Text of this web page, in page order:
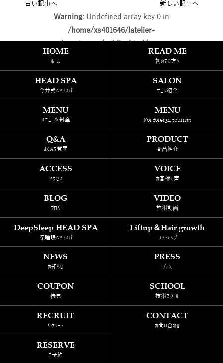
古い記事へ
Warning: Undefined array key 0 in
/home/xs401646/latelier-
beauty.com/public_html/wp-
content/themes/template_tp/single.php
on line69
Warning: Attempt to read property
/home/xs401646/latelier-
beauty.com/public_html/wp-
content/themes/template_tp/single.php
新しい記事へ
HOME
ホーム
READ ME
初めての方へ
HEAD SPA
今井式ヘッドスパ
SALON
サロン紹介
MENU
メニュー＆料金
MENU
For foreign tourists
Q&A
よくある質問
PRODUCT
商品紹介
ACCESS
アクセス
VOICE
お客様の声
BLOG
ブログ
VIDEO
施術動画
DeepSleep HEAD SPA
深睡眠ヘッドスパ
Liftup＆Hair growth
リフトアップ
NEWS
お知らせ
PRESS
プレス
COUPON
特典
SCHOOL
技術スクール
RECRUIT
リクルート
CONTACT
お問い合わせ
RESERVE
ご予約